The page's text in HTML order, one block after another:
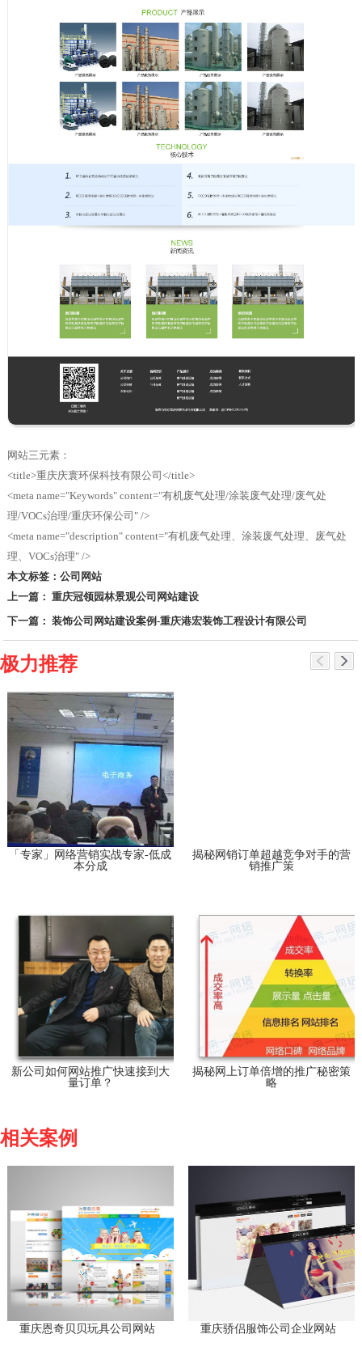
网站三元素：
<title>重庆庆寰环保科技有限公司</title>
<meta name="Keywords" content="有机废气处理/涂装废气处理/废气处
理/VOCs治理/重庆环保公司" />
<meta name="description" content="有机废气处理、涂装废气处理、废气处
理、VOCs治理" />
本文标签： 公司网站
上一篇： 重庆冠领园林景观公司网站建设
下一篇： 装饰公司网站建设案例-重庆港宏装饰工程设计有限公司
极力推荐
「专家」网络营销实战专家-低成
本分成
揭秘网销订单超越竞争对手的营
销推广策
新公司如何网站推广快速接到大
量订单？
揭秘网上订单倍增的推广秘密策
略
相关案例
重庆恩奇贝贝玩具公司网站 重庆骄侣服饰公司企业网站